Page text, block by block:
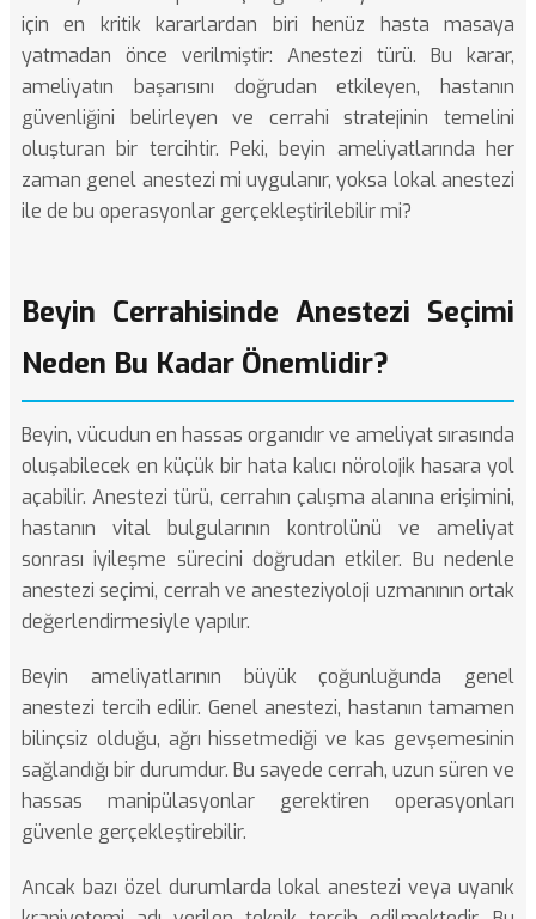
için en kritik kararlardan biri henüz hasta masaya
yatmadan önce verilmiştir: Anestezi türü. Bu karar,
ameliyatın başarısını doğrudan etkileyen, hastanın
güvenliğini belirleyen ve cerrahi stratejinin temelini
oluşturan bir tercihtir. Peki, beyin ameliyatlarında her
zaman genel anestezi mi uygulanır, yoksa lokal anestezi
ile de bu operasyonlar gerçekleştirilebilir mi?
Beyin Cerrahisinde Anestezi Seçimi
Neden Bu Kadar Önemlidir?
Beyin, vücudun en hassas organıdır ve ameliyat sırasında
oluşabilecek en küçük bir hata kalıcı nörolojik hasara yol
açabilir. Anestezi türü, cerrahın çalışma alanına erişimini,
hastanın vital bulgularının kontrolünü ve ameliyat
sonrası iyileşme sürecini doğrudan etkiler. Bu nedenle
anestezi seçimi, cerrah ve anesteziyoloji uzmanının ortak
değerlendirmesiyle yapılır.
Beyin ameliyatlarının büyük çoğunluğunda genel
anestezi tercih edilir. Genel anestezi, hastanın tamamen
bilinçsiz olduğu, ağrı hissetmediği ve kas gevşemesinin
sağlandığı bir durumdur. Bu sayede cerrah, uzun süren ve
hassas manipülasyonlar gerektiren operasyonları
güvenle gerçekleştirebilir.
Ancak bazı özel durumlarda lokal anestezi veya uyanık